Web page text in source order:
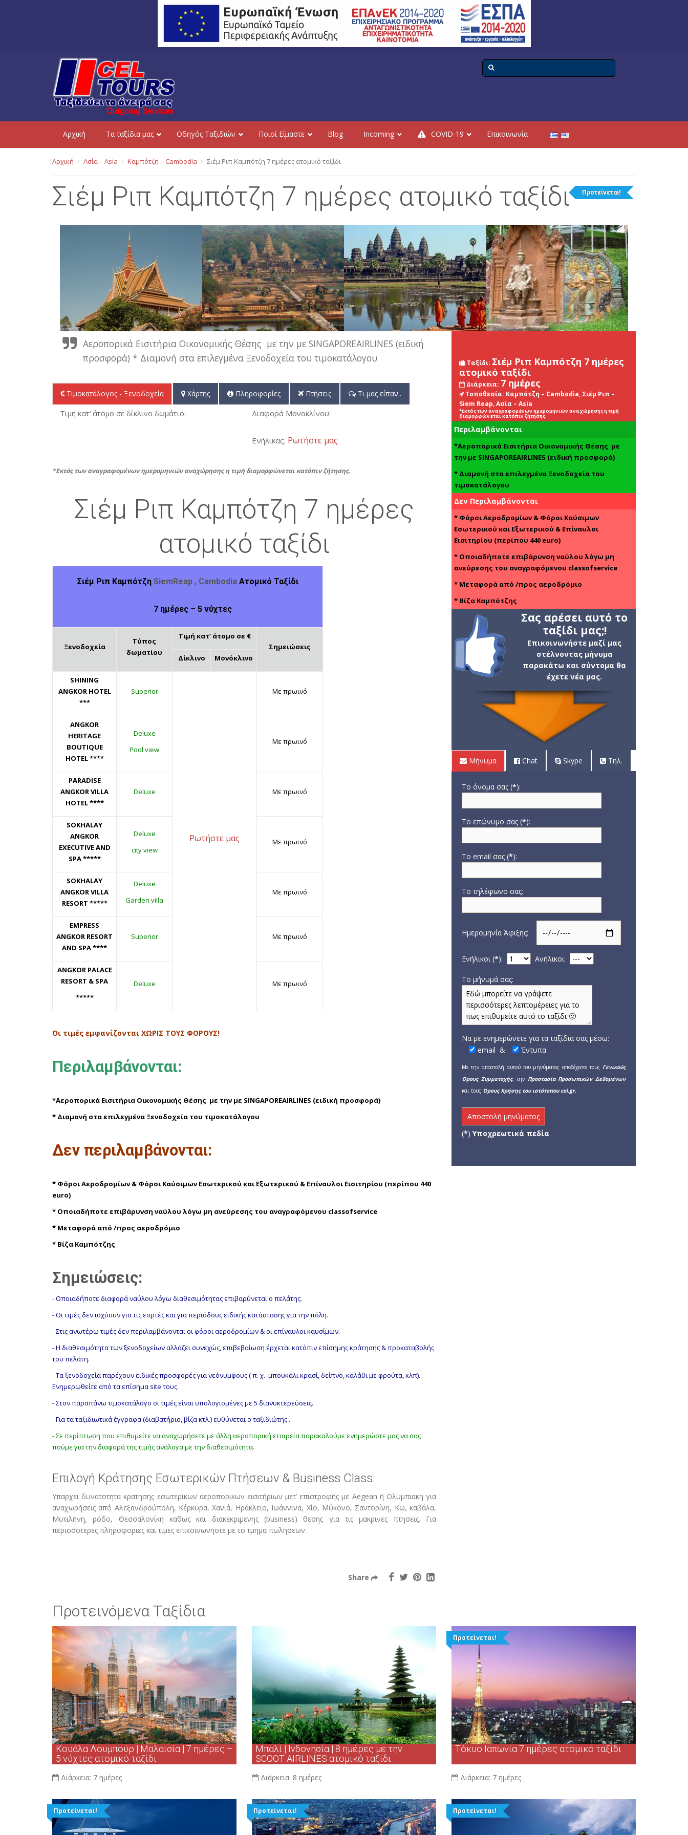
Aρχική Τα ταξίδια μας Οδηγός Ταξιδιών Ποιοί Είμαστε Blog Incoming COVID-19 Επικοινωνία
Αρχική Ασία – Asia Καμπότζη – Cambodia Σιέμ Ριπ Καμπότζη 7 ημέρες ατομικό ταξίδι
Σιέμ Ριπ Καμπότζη 7 ημέρες ατομικό ταξίδι Προτείνεται!
Αεροπορικά Εισιτήρια Οικονομικής Θέσης με την με SINGAPOREAIRLINES (ειδική
προσφορά) * Διαμονή στα επιλεγμένα Ξενοδοχεία του τιμοκατάλογου
Τιμοκατάλογος - Ξενοδοχεία Χάρτης Πληροφορίες Πτήσεις Τι μας είπαν..
Τιμή κατ’ άτομο σε δίκλινο δωμάτιο: Διαφορά Μονοκλίνου:
Ενήλικας: Ρωτήστε μας
*Εκτός των αναγραφομένων ημερομηνιών αναχώρησης η τιμή διαμορφώνεται κατόπιν ζήτησης.
Σιέμ Ριπ Καμπότζη 7 ημέρες
ατομικό ταξίδι
Σιέμ Ριπ Καμπότζη SiemReap, Cambodia Ατομικό Ταξίδι
7 ημέρες – 5 νύχτες
Ξενοδοχεία
Τύπος
δωματίου
Τιμή κατ’ άτομο σε €
Σημειώσεις
Δίκλινο
Μονόκλινο
SHINING
ANGKOR HOTEL
***
Superior
Ρωτήστε μας
Με πρωινό
ANGKOR
HERITAGE
BOUTIQUE
HOTEL****
Deluxe
Pool view
Με πρωινό
PARADISE
ANGKOR VILLA
HOTEL****
Deluxe Με πρωινό
SOKHALAY
ANGKOR
EXECUTIVE AND
SPA *****
Deluxe
city view
Με πρωινό
SOKHALAY
ANGKOR VILLA
RESORT *****
Deluxe
Garden villa
Με πρωινό
EMPRESS
ANGKOR RESORT
AND SPA ****
Superior Με πρωινό
ANGKOR PALACE
RESORT & SPA
*****
Deluxe Με πρωινό
Οι τιμές εμφανίζονται ΧΩΡΙΣ ΤΟΥΣ ΦΟΡΟΥΣ!
Περιλαμβάνονται:
*Αεροπορικά Εισιτήρια Οικονομικής Θέσης με την με SINGAPOREAIRLINES (ειδική προσφορά)
* Διαμονή στα επιλεγμένα Ξενοδοχεία του τιμοκατάλογου
Δεν περιλαμβάνονται:
* Φόροι Αεροδρομίων & Φόροι Καύσιμων Εσωτερικού και Εξωτερικού & Επίναυλοι Εισιτηρίου (περίπου 440
euro)
* Οποιαδήποτε επιβάρυνση ναύλου λόγω μη ανεύρεσης του αναγραφόμενου classofservice
* Μεταφορά από /προς αεροδρόμιο
* Βίζα Καμπότζης
Σημειώσεις:
-Οποιαδήποτε διαφορά ναύλου λόγω διαθεσιμότητας επιβαρύνεται ο πελάτης.
-Οι τιμές δεν ισχύουν για τις εορτές και για περιόδους ειδικής κατάστασης για την πόλη.
-Στις ανωτέρω τιμές δεν περιλαμβάνονται οι φόροι αεροδρομίων & οι επίναυλοι καυσίμων.
-Η διαθεσιμότητα των ξενοδοχείων αλλάζει συνεχώς, επιβεβαίωση έρχεται κατόπιν επίσημης κράτησης & προκαταβολής
του πελάτη.
-Τα ξενοδοχεία παρέχουν ειδικές προσφορές για νεόνυμφους ( π. χ. μπουκάλι κρασί, δείπνο, καλάθι με φρούτα, κλπ).
Ενημερωθείτε από τα επίσημα site τους.
-Στον παραπάνω τιμοκατάλογο οι τιμές είναι υπολογισμένες με 5 διανυκτερεύσεις.
-Για τα ταξιδιωτικά έγγραφα (διαβατήριο, βίζα κτλ.) ευθύνεται ο ταξιδιώτης .
-Σε περίπτωση που επιθυμείτε να αναχωρήσετε με άλλη αεροπορική εταιρεία παρακαλούμε ενημερώστε μας να σας
πούμε για την διαφορά της τιμής ανάλογα με την διαθεσιμότητα.
Επιλογή Κράτησης Εσωτερικών Πτήσεων & Business Class:
Υπαρχει δυνατοτητα κρατησης εσωτερικων αεροπορικων εισιτήριων μετ’ επιστροφής με Aegean ή Ολυμπιακη για
αναχωρήσεις από Αλεξανδρούπολη, Κέρκυρα, Χανιά, Ηράκλειο, Ιωάννινα, Χίο, Μύκονο, Σαντορίνη, Κω, καβάλα,
Μυτιλήνη, ρόδο, Θεσσαλονίκη καθως και διακεκριμενης (business) θεσης για τις μακρινες πτησεις. Για
περισσοτερες πληροφοριες και τιμες επικοινωνηστε με το τμημα πωλησεων.
Share
Ταξίδι: Σιέμ Ριπ Καμπότζη 7 ημέρες
ατομικό ταξίδι
Διάρκεια: 7 ημέρες
Τοποθεσία: Καμπότζη – Cambodia, Σιέμ Ριπ –
Siem Reap, Ασία – Asia
*Εκτός των αναγραφομένων ημερομηνιών αναχώρησης η τιμή
διαμορφώνεται κατόπιν ζήτησης.
Περιλαμβάνονται
*Αεροπορικά Εισιτήρια Οικονομικής Θέσης με
την με SINGAPOREAIRLINES (ειδική προσφορά)
* Διαμονή στα επιλεγμένα Ξενοδοχεία του
τιμοκατάλογου
Δεν Περιλαμβάνονται
* Φόροι Αεροδρομίων & Φόροι Καύσιμων
Εσωτερικού και Εξωτερικού & Επίναυλοι
Εισιτηρίου (περίπου 440 euro)
* Οποιαδήποτε επιβάρυνση ναύλου λόγω μη
ανεύρεσης του αναγραφόμενου classofservice
* Μεταφορά από /προς αεροδρόμιο
* Βίζα Καμπότζης
Σας αρέσει αυτό το
ταξίδι μας;!
Επικοινωνήστε μαζί μας
στέλνοντας μήνυμα
παρακάτω και σύντομα θα
έχετε νέα μας.
Μήνυμα Chat Skype Τηλ.
Το όνομα σας (*):
Το επώνυμο σας (*):
Το email σας (*):
Το τηλέφωνο σας:
Ημερομηνία Άφιξης:
Ενήλικοι (*): Aνήλικοι:
Το μήνυμά σας:
Να με ενημερώνετε για τα ταξίδια σας μέσω:
email & Έντυπα
Με την αποστολή αυτού του μηνύματος αποδέχεστε τους Γενικούς
Όρους Συμμετοχής, την Προστασία Προσωπικών Δεδομένων
και τους Όρους Χρήσης του ιστότοπου cel.gr.
(*) Υποχρεωτικά πεδία
Προτεινόμενα Ταξίδια
Κουάλα Λουμπούρ | Μαλαισία | 7 ημέρες –
5 νύχτες ατομικό ταξίδι
Διάρκεια: 7 ημέρες
Μπαλί | Ινδονησία | 8 ημέρες με την
SCOOT AIRLINES ατομικό ταξίδι
Διάρκεια: 8 ημέρες
Προτείνεται!
Τόκυο Ιαπωνία 7 ημέρες ατομικό ταξίδι
Διάρκεια: 7 ημέρες
Προτείνεται! Προτείνεται! Προτείνεται!